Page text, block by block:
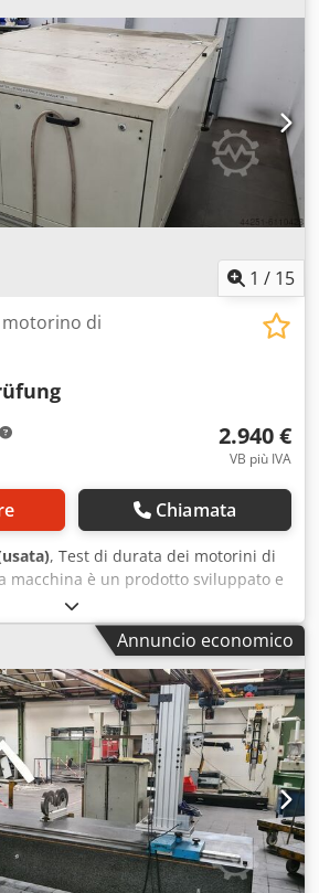
1987 Peso: ca. 855 kg Planarità
effettiva: 50 µm
1 / 15
di
2.940 €
VB più IVA
Chiamata
, Test di durata dei motorini di
macchina è un prodotto sviluppato e
Serve per verificare la durata o la
di avviamento (chiamati anche
Dcodpfjg Ith Rox Al Nsk Produttore:
per il test di durata dei motorini di
usato Chiusura completa dello
di scaffalature a più livelli,
scaffalature a ripiani, montacarichi a
di alta qualità, torni,
macchine portatili. È possibile
tramite la nostra banca. komplett-
articoli, nuovi e usati, sono
negozio! Costi di spedizione
su richiesta!
Annuncio economico